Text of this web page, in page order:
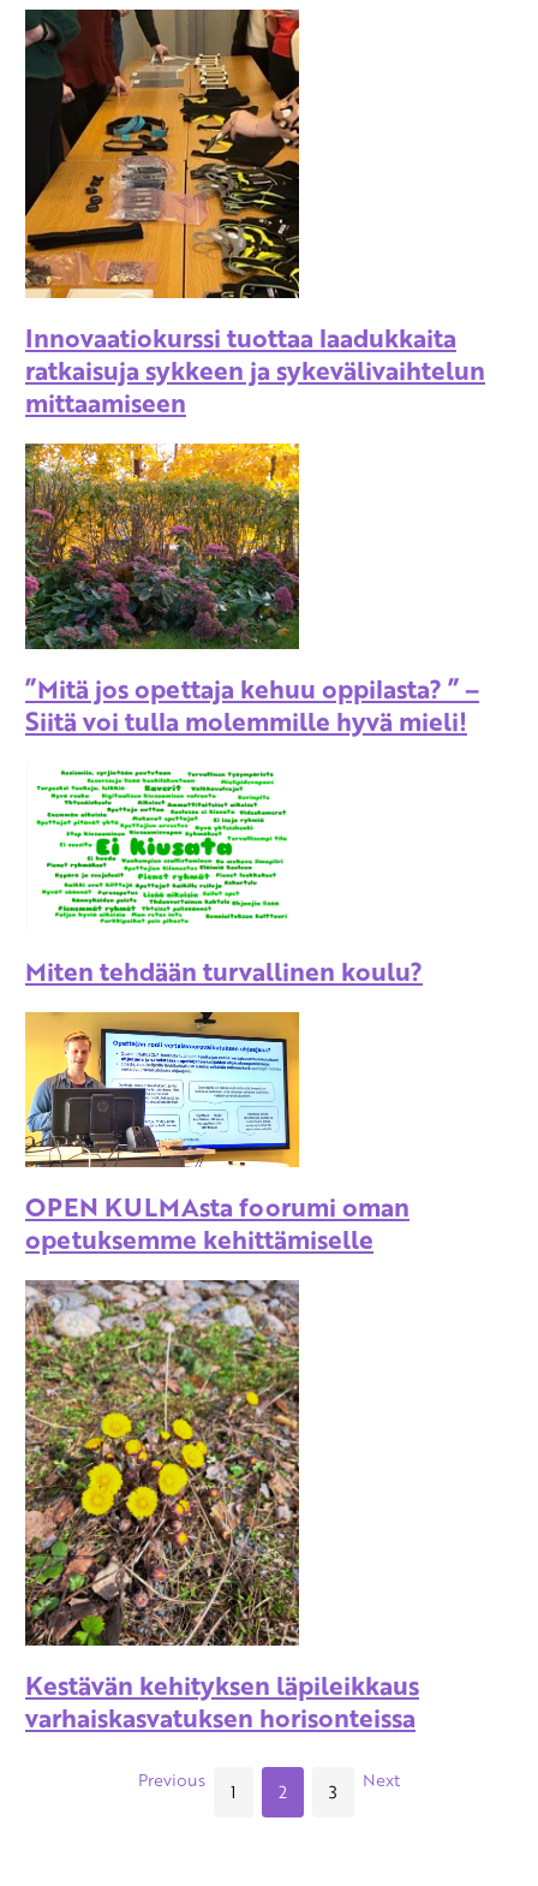
Innovaatiokurssi tuottaa laadukkaita
ratkaisuja sykkeen ja sykevälivaihtelun
mittaamiseen
”Mitä jos opettaja kehuu oppilasta? ” –
Siitä voi tulla molemmille hyvä mieli!
Miten tehdään turvallinen koulu?
OPEN KULMAsta foorumi oman
opetuksemme kehittämiselle
Kestävän kehityksen läpileikkaus
varhaiskasvatuksen horisonteissa
Previous 1 2 3 Next